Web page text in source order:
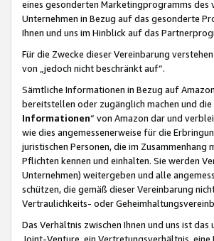
eines gesonderten Marketingprogramms
Unternehmen in Bezug auf das gesonderte
Ihnen und uns im Hinblick auf das
Für die Zwecke dieser Vereinbarung
von „jedoch nicht beschränkt auf“.
Sämtliche Informationen in Bezug auf
bereitstellen oder zugänglich machen und
Informationen“ von Amazon dar und
wie dies angemessenerweise für die
juristischen Personen, die im
Pflichten kennen und einhalten. Sie werden
Unternehmen) weitergeben und alle
schützen, die gemäß dieser Vereinbarung
Vertraulichkeits- oder
Das Verhältnis zwischen Ihnen und uns ist